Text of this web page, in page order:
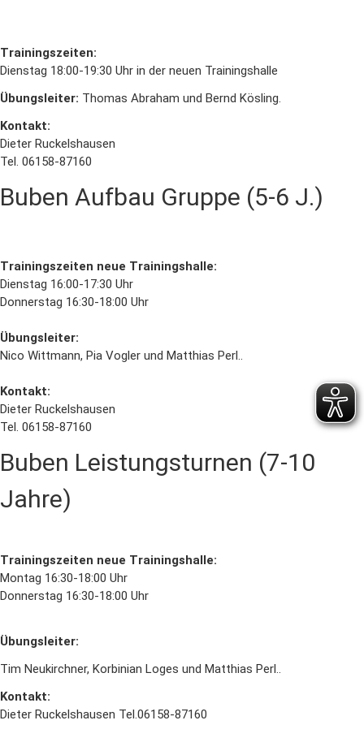
Trainingszeiten:
Dienstag 18:00-19:30 Uhr in der neuen Trainingshalle
Übungsleiter: Thomas Abraham und Bernd Kösling.
Kontakt:
Dieter Ruckelshausen
Tel. 06158-87160
Buben Aufbau Gruppe (5-6 J.)
Trainingszeiten neue Trainingshalle:
Dienstag 16:00-17:30 Uhr
Donnerstag 16:30-18:00 Uhr
Übungsleiter:
Nico Wittmann, Pia Vogler und Matthias Perl..
Kontakt:
Dieter Ruckelshausen
Tel. 06158-87160
Buben Leistungsturnen (7-10
Jahre)
Trainingszeiten neue Trainingshalle:
Montag 16:30-18:00 Uhr
Donnerstag 16:30-18:00 Uhr
Übungsleiter:
Tim Neukirchner, Korbinian Loges und Matthias Perl..
Kontakt:
Dieter Ruckelshausen Tel.06158-87160